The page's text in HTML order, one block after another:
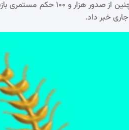
وی همچنین از صدور
خبر داد.